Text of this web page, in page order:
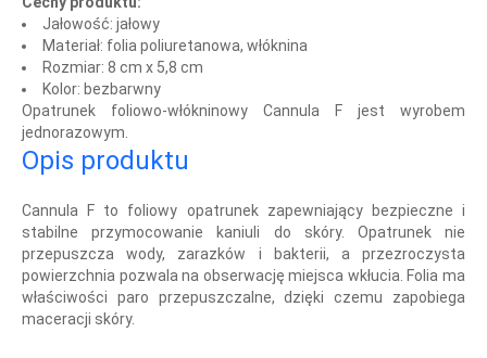
Jałowość: jałowy
Materiał: folia poliuretanowa, włóknina
Rozmiar: 8 cm x 5,8 cm
Kolor: bezbarwny
Opatrunek foliowo-włókninowy Cannula F jest wyrobem
jednorazowym.
Opis produktu
Cannula F to foliowy opatrunek zapewniający bezpieczne i
stabilne przymocowanie kaniuli do skóry. Opatrunek nie
przepuszcza wody, zarazków i bakterii, a przezroczysta
powierzchnia pozwala na obserwację miejsca wkłucia. Folia ma
właściwości paro przepuszczalne, dzięki czemu zapobiega
maceracji skóry.